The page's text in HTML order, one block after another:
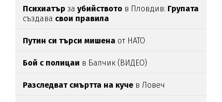
Психиатър заубийството в Пловдив: Групата
създава свои правила
Путин си търси мишена от НАТО
Бой с полицаи в Балчик (ВИДЕО)
Разследват смъртта на куче в Ловеч